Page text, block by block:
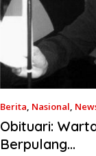
Berita, Nasional,
Obituari:
Berpulang…